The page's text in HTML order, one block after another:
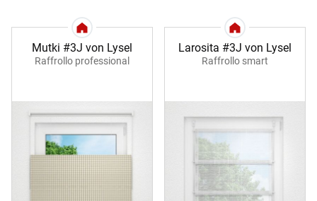
Mutki #3J von Lysel
Raffrollo professional
Larosita #3J von Lysel
Raffrollo smart